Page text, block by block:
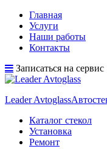
Главная
Услуги
Наши работы
Контакты
Записаться на сервис
Leader Avtoglass
Каталог стекол
Установка
Ремонт